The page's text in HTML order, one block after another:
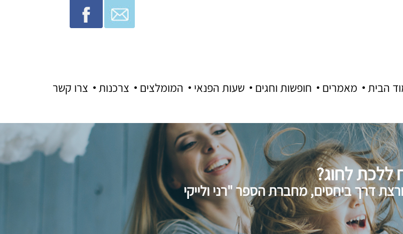
צרו קשר צרכנות המומלצים שעות הפנאי חופשות וחגים מאמרים הבית
ללכת לחוג?
דרך ביחסים, מחברת הספר "רני ולייקי